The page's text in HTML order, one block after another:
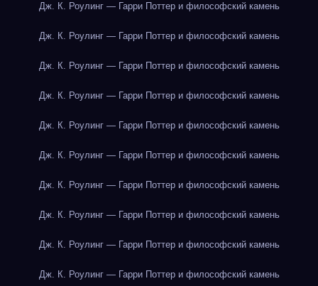
Дж. К. Роулинг — Гарри Поттер и философский камень
Дж. К. Роулинг — Гарри Поттер и философский камень
Дж. К. Роулинг — Гарри Поттер и философский камень
Дж. К. Роулинг — Гарри Поттер и философский камень
Дж. К. Роулинг — Гарри Поттер и философский камень
Дж. К. Роулинг — Гарри Поттер и философский камень
Дж. К. Роулинг — Гарри Поттер и философский камень
Дж. К. Роулинг — Гарри Поттер и философский камень
Дж. К. Роулинг — Гарри Поттер и философский камень
Дж. К. Роулинг — Гарри Поттер и философский камень